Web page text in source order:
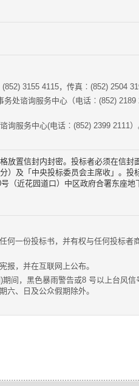
3155 4115，传真︰(852) 2504
处谘询服务中心（电话︰(852) 2189
询服务中心(电话︰(852) 2399 2111）
放置信封内封密。投标者必须在信封
）及「中央投标委员会主席收」。投
（近花园道口）中区政府合署东座地
何一份投标书，并有权与任何投标者
报，并在互联网上公布。
间，黑色暴雨警告或8 号以上台风信
六、日及公众假期除外。